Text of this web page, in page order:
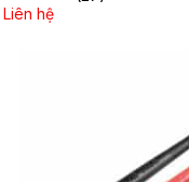
Liên hệ